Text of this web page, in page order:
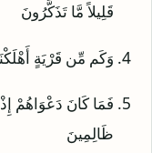
قَلِيلاً مَّا تَذَكَّرُونَ
وَكَم مِّن قَرْيَةٍ
فَمَا كَانَ دَعْوَاهُمْ إِذْ
ظَالِمِينَ